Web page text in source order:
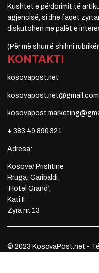
Kushtet e përdorimit të
agjencisë, si dhe faqet
diskutohen me palët e
(Për më shumë shihni
KONTAKTI
kosovapost.net
kosovapost.net@gmail.com
+ 383 49 890 321
Adresa:
Kosovë/ Prishtinë
Rruga: Garibaldi;
‘Hotel Grand’;
Kati II
Zyra nr. 13
© 2023 KosovaPost.net -